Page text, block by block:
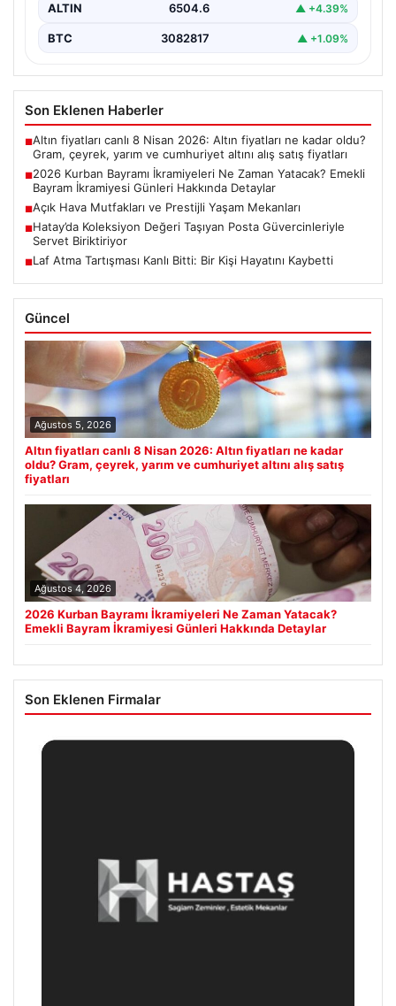
ALTIN 6504.6 ▲ +4.39%
BTC 3082817 ▲ +1.09%
Son Eklenen Haberler
■Altın fiyatları canlı 8 Nisan 2026: Altın fiyatları ne kadar oldu?
Gram, çeyrek, yarım ve cumhuriyet altını alış satış fiyatları
■2026 Kurban Bayramı İkramiyeleri Ne Zaman Yatacak? Emekli
Bayram İkramiyesi Günleri Hakkında Detaylar
■Açık Hava Mutfakları ve Prestijli Yaşam Mekanları
■Hatay’da Koleksiyon Değeri Taşıyan Posta Güvercinleriyle
Servet Biriktiriyor
■Laf Atma Tartışması Kanlı Bitti: Bir Kişi Hayatını Kaybetti
Güncel
Ağustos 5, 2026
Altın fiyatları canlı 8 Nisan 2026: Altın fiyatları ne kadar
oldu? Gram, çeyrek, yarım ve cumhuriyet altını alış satış
fiyatları
Ağustos 4, 2026
2026 Kurban Bayramı İkramiyeleri Ne Zaman Yatacak?
Emekli Bayram İkramiyesi Günleri Hakkında Detaylar
Son Eklenen Firmalar